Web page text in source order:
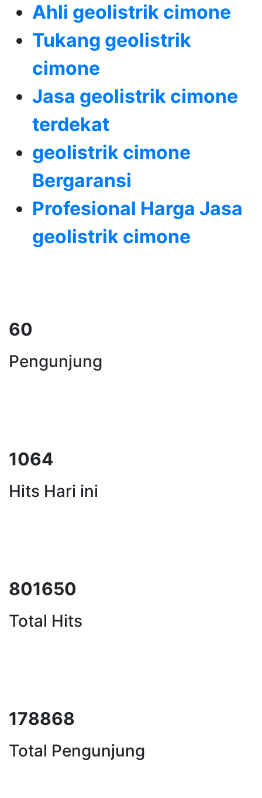
Ahli geolistrik cimone
Tukang geolistrik
cimone
Jasa geolistrik cimone
terdekat
geolistrik cimone
Bergaransi
Profesional Harga Jasa
geolistrik cimone
74
Pengunjung
1334
Hits Hari ini
1004926
Total Hits
223585
Total Pengunjung